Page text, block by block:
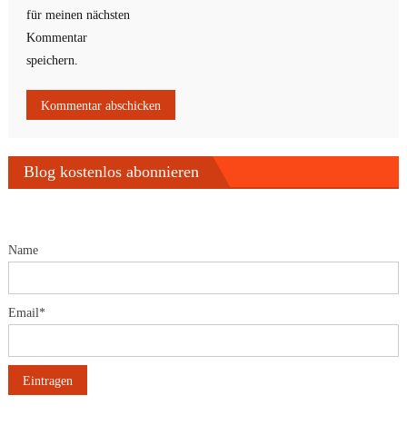
für meinen nächsten
Kommentar
speichern.
Blog kostenlos abonnieren
Name
Email*